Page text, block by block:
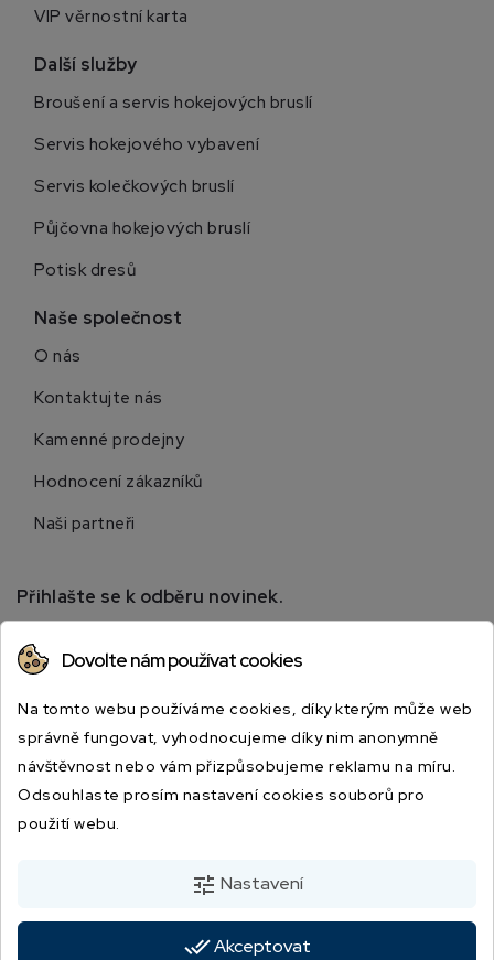
VIP věrnostní karta
Další služby
Broušení a servis hokejových bruslí
Servis hokejového vybavení
Servis kolečkových bruslí
Půjčovna hokejových bruslí
Potisk dresů
Naše společnost
O nás
Kontaktujte nás
Kamenné prodejny
Hodnocení zákazníků
Naši partneři
Přihlašte se k odběru novinek.
speciálních slevách.
Dovolte nám používat cookies
Na tomto webu používáme cookies, díky kterým může web
správně fungovat, vyhodnocujeme díky nim anonymně
návštěvnost nebo vám přizpůsobujeme reklamu na míru.
Odsouhlaste prosím nastavení cookies souborů pro
použití webu.
tune Nastavení
done_allAkceptovat